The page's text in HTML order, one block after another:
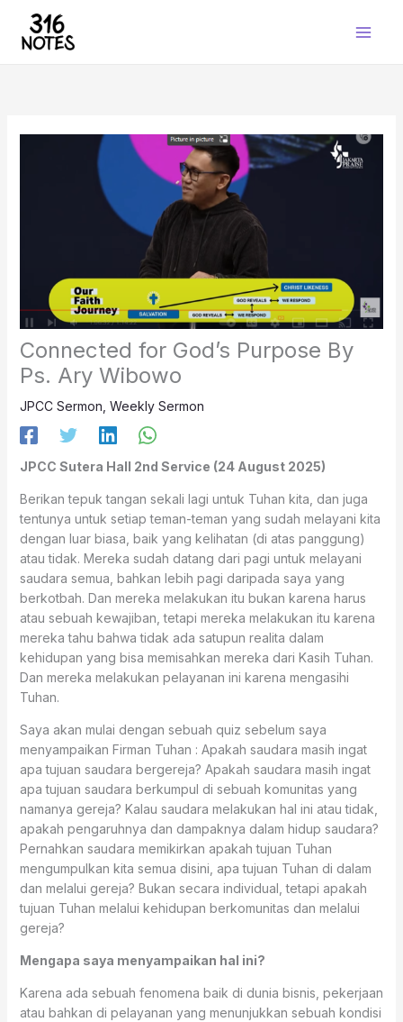
content
Connected for God’s Purpose By
Ps. Ary Wibowo
JPCC Sermon Weekly Sermon
JPCC Sutera Hall 2nd Service (24 August 2025)
Berikan tepuk tangan sekali lagi untuk Tuhan kita, dan juga
tentunya untuk setiap teman-teman yang sudah melayani kita
dengan luar biasa, baik yang kelihatan (di atas panggung)
atau tidak. Mereka sudah datang dari pagi untuk melayani
saudara semua, bahkan lebih pagi daripada saya yang
berkotbah. Dan mereka melakukan itu bukan karena harus
atau sebuah kewajiban, tetapi mereka melakukan itu karena
mereka tahu bahwa tidak ada satupun realita dalam
kehidupan yang bisa memisahkan mereka dari Kasih Tuhan.
Dan mereka melakukan pelayanan ini karena mengasihi
Tuhan.
Saya akan mulai dengan sebuah quiz sebelum saya
menyampaikan Firman Tuhan : Apakah saudara masih ingat
apa tujuan saudara bergereja? Apakah saudara masih ingat
apa tujuan saudara berkumpul di sebuah komunitas yang
namanya gereja? Kalau saudara melakukan hal ini atau tidak,
apakah pengaruhnya dan dampaknya dalam hidup saudara?
Pernahkan saudara memikirkan apakah tujuan Tuhan
mengumpulkan kita semua disini, apa tujuan Tuhan di dalam
dan melalui gereja? Bukan secara individual, tetapi apakah
tujuan Tuhan melalui kehidupan berkomunitas dan melalui
gereja?
Mengapa saya menyampaikan hal ini?
Karena ada sebuah fenomena baik di dunia bisnis, pekerjaan
atau bahkan di pelayanan yang menunjukkan sebuah kondisi